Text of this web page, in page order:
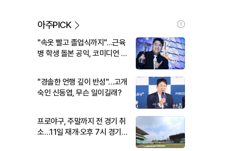
아주PICK
"속옷 빨고 졸업식까지"…근육
병 학생 돌본 공익, 코미디언 김
"경솔한 언행 깊이 반성"…고개
숙인 신동엽, 무슨 일이길래?
프로야구, 주말까지 전 경기 취
소…11일 재개·오후 7시 경기